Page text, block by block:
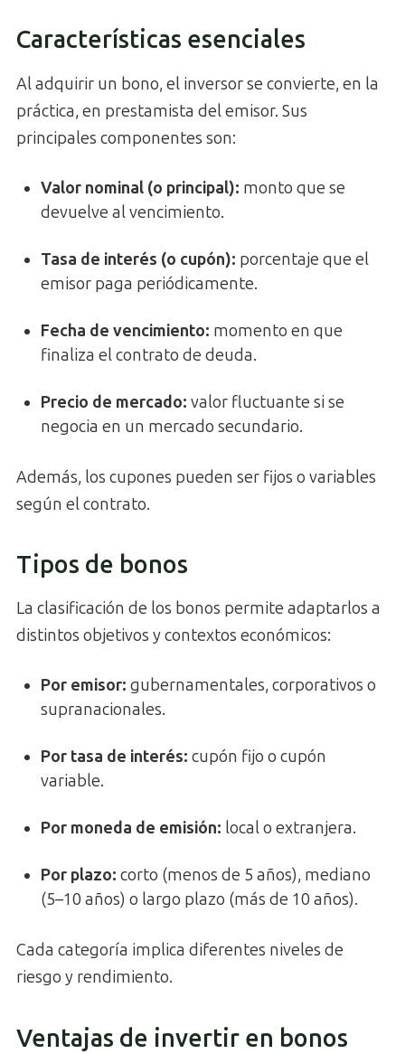
Características esenciales
Al adquirir un bono, el inversor se convierte, en la
práctica, en prestamista del emisor. Sus
principales componentes son:
Valor nominal (o principal): monto que se
devuelve al vencimiento.
Tasa de interés (o cupón): porcentaje que el
emisor paga periódicamente.
Fecha de vencimiento: momento en que
finaliza el contrato de deuda.
Precio de mercado: valor fluctuante si se
negocia en un mercado secundario.
Además, los cupones pueden ser fijos o variables
según el contrato.
Tipos de bonos
La clasificación de los bonos permite adaptarlos a
distintos objetivos y contextos económicos:
Por emisor: gubernamentales, corporativos o
supranacionales.
Por tasa de interés: cupón fijo o cupón
variable.
Por moneda de emisión: local o extranjera.
Por plazo: corto (menos de 5 años), mediano
(5–10 años) o largo plazo (más de 10 años).
Cada categoría implica diferentes niveles de
riesgo y rendimiento.
Ventajas de invertir en bonos